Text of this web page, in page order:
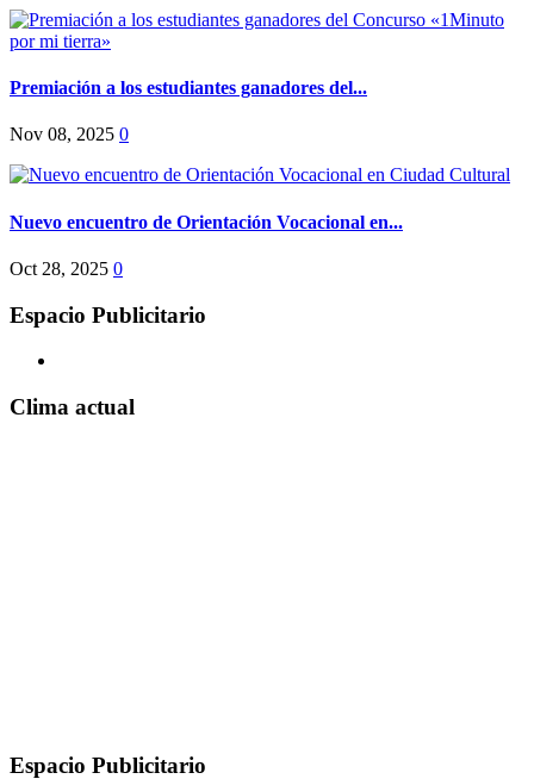
Premiación a los estudiantes ganadores del...
Nov 08, 2025 0
Nuevo encuentro de Orientación Vocacional en...
Oct 28, 2025 0
Espacio Publicitario
Clima actual
Espacio Publicitario